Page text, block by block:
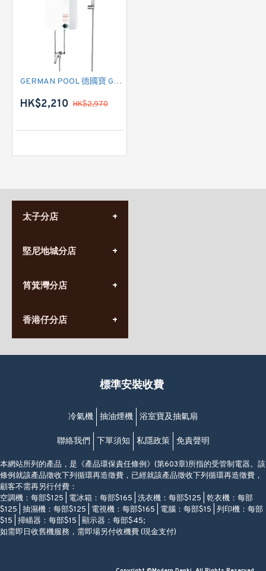
GERMAN POOL 德國寶 GPN-6ETD (3KW) 花灑儲水式(低壓電熱水爐)
HK$2,210 HK$2,970
太子分店
營業時間:
九龍太子太子道西141號
堅尼地城分店
營業時間:
香港堅尼地城卑路乍街
(堅尼地城地鐵站B出口)
筲箕灣分店
營業時間:
(10:00am-20:30pm)
香港仔分店
營業時間:
香港香港仔成都道20-28號
(黃竹坑地鐵站轉4M專線小巴)
標準安裝收費
冷氣機 抽油煙機 浴室寶及抽氣扇
聯絡我們 下單須知 私隱政策 免責聲明
本網站所列的產品，是《產品環保責任條例》(第603章)所指的受管制電器。該
條例就該產品徵收下列循環再造徵費，已經就該產品徵收下列循環再造徵費，
顧客不需再另行付費：
空調機：每部$125 | 電冰箱：每部$165 | 洗衣機：每部$125 | 乾衣機：每部
$125 | 抽濕機：每部$125 | 電視機：每部$165 | 電腦：每部$15 | 列印機：每部
$15 | 掃瞄器：每部$15 | 顯示器：每部$45;
如需即日收舊機服務，需即場另付收機費 (現金支付)